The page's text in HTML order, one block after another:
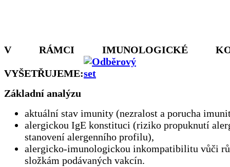
V RÁMCI IMUNOLOGICKÉ
VYŠETŘUJEME:
Základní analýzu
aktuální stav imunity (nezralost a porucha
alergickou IgE konstituci (riziko propuknutí
stanovení alergenního profilu),
alergicko-imunologickou inkompatibilitu vůči
složkám podávaných vakcín.